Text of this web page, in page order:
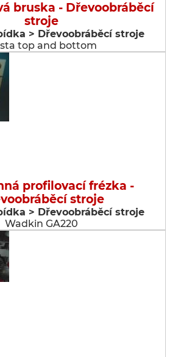
bruska - Dřevoobráběcí
stroje
> Dřevoobráběcí stroje
top and bottom
profilovací frézka -
stroje
> Dřevoobráběcí stroje
Wadkin GA220